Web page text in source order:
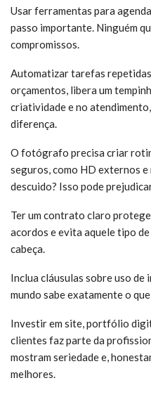
Usar ferramentas para
passo importante. Ninguém
compromissos.
Automatizar tarefas
orçamentos, libera um
criatividade e no
diferença.
O fotógrafo precisa criar
seguros, como HD externos
descuido? Isso pode
Ter um contrato claro
acordos e evita aquele tipo
cabeça.
Inclua cláusulas sobre uso de
mundo sabe exatamente o
Investir em site, portfólio
clientes faz parte da
mostram seriedade e,
melhores.